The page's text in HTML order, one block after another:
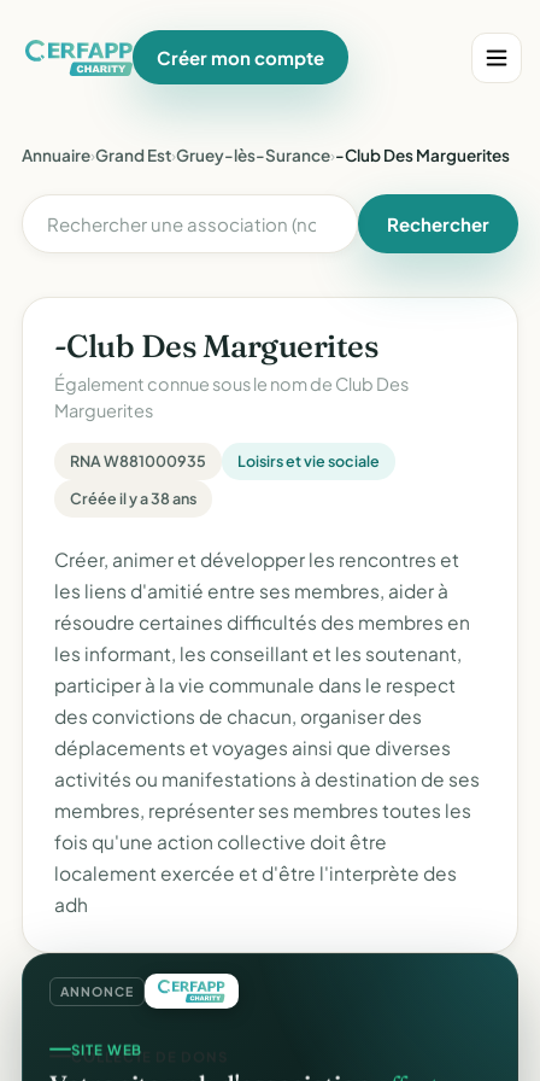
Créer mon compte
Annuaire›Grand Est›Gruey-lès-Surance›-Club Des Marguerites
Rechercher
-Club Des Marguerites
Également connue sous le nom de Club Des
Marguerites
RNA W881000935
Loisirs et vie sociale
Créée il y a 38 ans
Créer, animer et développer les rencontres et
les liens d'amitié entre ses membres, aider à
résoudre certaines difficultés des membres en
les informant, les conseillant et les soutenant,
participer à la vie communale dans le respect
des convictions de chacun, organiser des
déplacements et voyages ainsi que diverses
activités ou manifestations à destination de ses
membres, représenter ses membres toutes les
fois qu'une action collective doit être
localement exercée et d'être l'interprète des
adh
ANNONCE
SITE WEB
COLLECTE DE DONS